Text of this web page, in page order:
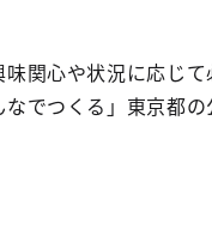
関心や状況に応じ
でつくる」東京都の